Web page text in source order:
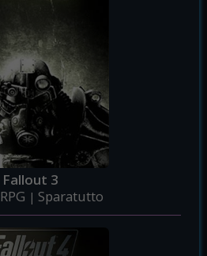
Fallout 3
RPG | Sparatutto